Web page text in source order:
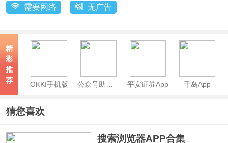
需要网络 无广告
精
彩
推
荐
OKKI手机版 平安证券App 千岛App
猜您喜欢
搜索浏览器APP合集